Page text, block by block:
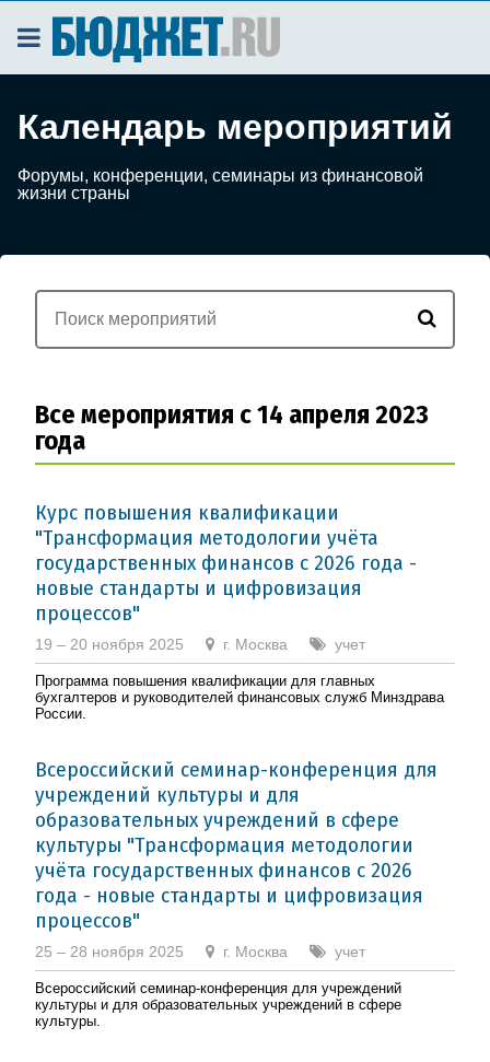
Календарь мероприятий
Форумы, конференции, семинары из финансовой
жизни страны
Все мероприятия с 14 апреля 2023
года
Курс повышения квалификации
"Трансформация методологии учёта
государственных финансов с 2026 года -
новые стандарты и цифровизация
процессов"
19 – 20 ноября 2025 г. Москва учет
Программа повышения квалификации для главных
бухгалтеров и руководителей финансовых служб Минздрава
России.
Всероссийский семинар-конференция для
учреждений культуры и для
образовательных учреждений в сфере
культуры "Трансформация методологии
учёта государственных финансов с 2026
года - новые стандарты и цифровизация
процессов"
25 – 28 ноября 2025 г. Москва учет
Всероссийский семинар-конференция для учреждений
культуры и для образовательных учреждений в сфере
культуры.